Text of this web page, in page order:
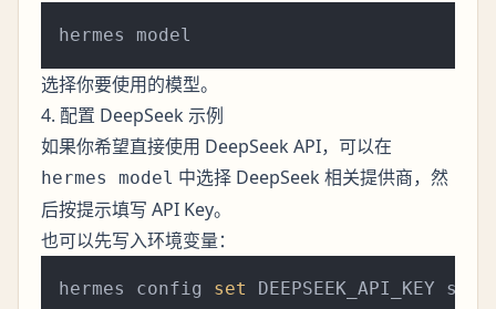
选择你要使用的模型。
4. 配置 DeepSeek 示例
如果你希望直接使用 DeepSeek API，可以在
hermes model 中选择 DeepSeek 相关提供商，然
后按提示填写 API Key。
也可以先写入环境变量：
hermes config set